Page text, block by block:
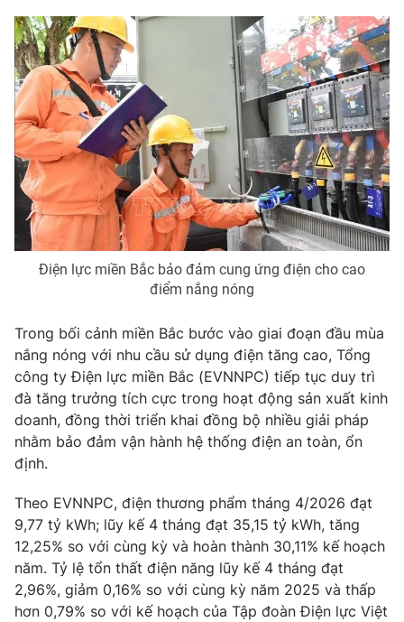
Câu chuyện quốc tế
Thị trường
Góc doanh nghiệp
Dữ liệu và đời sống
Truyền hình
Phim VTV
Hậu trường
Nhân vật
Khán giả
Giải sao mai
Giải trí
Điện ảnh
Âm nhạc
Sao
Đời sống
Du lịch
Làm đẹp
Chất lượng cuộc sống
Giáo dục
Tuyển sinh
Công nghệ
Sản phẩm
Thị trường
Tư vấn
Giao lưu trực tuyến
Lịch phát sóng
Photo Infographic
Video Shorts video
Điện lực miền Bắc bảo đảm cung ứng điện cho cao
điểm nắng nóng
Trong bối cảnh miền Bắc bước vào giai đoạn đầu mùa
nắng nóng với nhu cầu sử dụng điện tăng cao, Tổng
công ty Điện lực miền Bắc (EVNNPC) tiếp tục duy trì
đà tăng trưởng tích cực trong hoạt động sản xuất kinh
doanh, đồng thời triển khai đồng bộ nhiều giải pháp
nhằm bảo đảm vận hành hệ thống điện an toàn, ổn
định.
Theo EVNNPC, điện thương phẩm tháng 4/2026 đạt
9,77 tỷ kWh; lũy kế 4 tháng đạt 35,15 tỷ kWh, tăng
12,25% so với cùng kỳ và hoàn thành 30,11% kế hoạch
năm. Tỷ lệ tổn thất điện năng lũy kế 4 tháng đạt
2,96%, giảm 0,16% so với cùng kỳ năm 2025 và thấp
hơn 0,79% so với kế hoạch của Tập đoàn Điện lực Việt